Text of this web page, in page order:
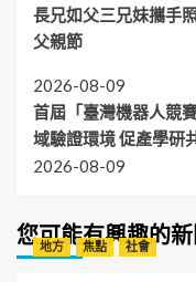
長兄如父三兄妹攜手
父親節
2026-08-09
首屆「臺灣機器人競
域驗證環境 促產學研
2026-08-09
您可能有興趣的新
地方 焦點 社會